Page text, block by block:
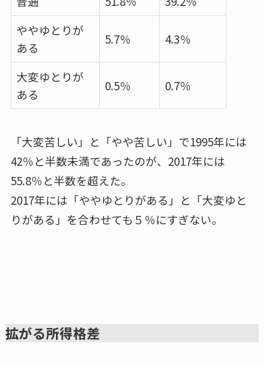
ややゆとりが
ある
5.7％ 4.3％
大変ゆとりが
ある
0.5％ 0.7％
「大変苦しい」と「やや苦しい」で1995年には
42％と半数未満であったのが、2017年には
55.8％と半数を超えた。
2017年には「ややゆとりがある」と「大変ゆと
りがある」を合わせても５％にすぎない。
拡がる所得格差